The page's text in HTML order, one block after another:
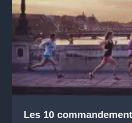
Les 10